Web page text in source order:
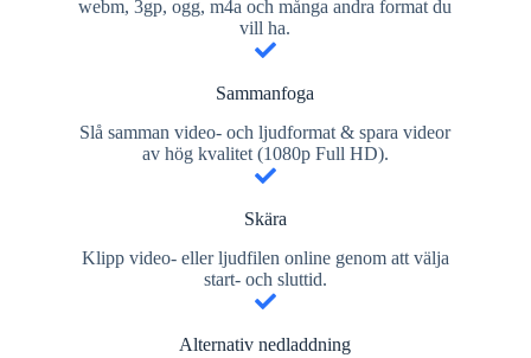
webm, 3gp, ogg, m4a och många andra format du
vill ha.
Sammanfoga
Slå samman video- och ljudformat & spara videor
av hög kvalitet (1080p Full HD).
Skära
Klipp video- eller ljudfilen online genom att välja
start- och sluttid.
Alternativ nedladdning